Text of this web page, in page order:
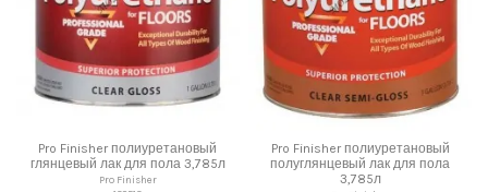
Pro Finisher полиуретановый
глянцевый лак для пола 3,785л
Pro Finisher
Pro Finisher полиуретановый
полуглянцевый лак для пола
3,785л